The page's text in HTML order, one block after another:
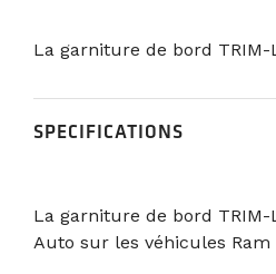
La garniture de bord TRIM-
SPECIFICATIONS
La garniture de bord
Auto sur les véhicules Ram